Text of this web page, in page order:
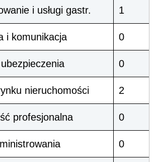
i usługi gastr. 1
i komunikacja 0
0
nieruchomości 2
profesjonalna 0
0